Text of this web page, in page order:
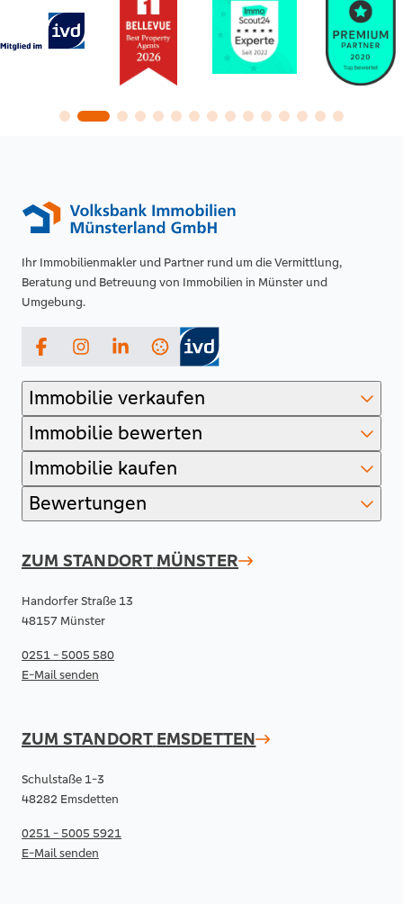
Ihr Immobilienmakler und Partner rund um die Vermittlung,
Beratung und Betreuung von Immobilien in Münster und
Umgebung.
FacebookInstagramLinkedIn
Immobilie verkaufen
Immobilie bewerten
Immobilie kaufen
Bewertungen
ZUM STANDORT MÜNSTER
Handorfer Straße 13
48157 Münster
0251 - 5005 580
E-Mail senden
ZUM STANDORT EMSDETTEN
Schulstaße 1-3
48282 Emsdetten
0251 - 5005 5921
E-Mail senden